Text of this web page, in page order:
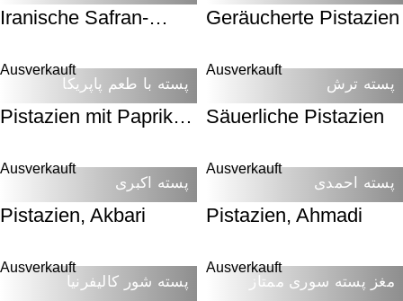
Iranische Safran-
Geräucherte Pistazien
Ausverkauft
پسته با طعم پاپریکا
Pistazien mit Paprika-
Ausverkauft
پسته ترش
Säuerliche Pistazien
Ausverkauft
پسته اکبری
Pistazien, Akbari
Ausverkauft
پسته احمدی
Pistazien, Ahmadi
Ausverkauft
پسته شور کالیفرنیا
Ausverkauft
مغز پسته سوری ممتاز